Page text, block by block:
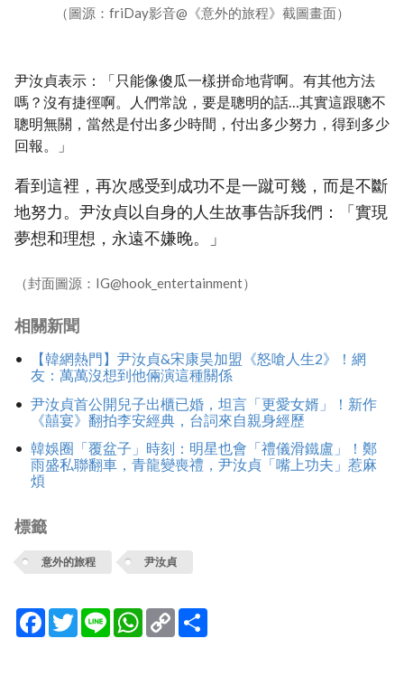
（圖源：friDay影音@《意外的旅程》截圖畫面）
尹汝貞表示：「只能像傻瓜一樣拼命地背啊。有其他方法
嗎？沒有捷徑啊。人們常說，要是聰明的話…其實這跟聰不
聰明無關，當然是付出多少時間，付出多少努力，得到多少
回報。」
看到這裡，再次感受到成功不是一蹴可幾，而是不斷
地努力。尹汝貞以自身的人生故事告訴我們：「實現
夢想和理想，永遠不嫌晚。」
（封面圖源：IG@hook_entertainment）
相關新聞
【韓網熱門】尹汝貞&宋康昊加盟《怒嗆人生2》！網
友：萬萬沒想到他倆演這種關係
尹汝貞首公開兒子出櫃已婚，坦言「更愛女婿」！新作
《囍宴》翻拍李安經典，台詞來自親身經歷
韓娛圈「覆盆子」時刻：明星也會「禮儀滑鐵盧」！鄭
雨盛私聯翻車，青龍變喪禮，尹汝貞「嘴上功夫」惹麻
煩
標籤
意外的旅程 尹汝貞
Facebook
TwitterLine WhatsApp
Copy
Link